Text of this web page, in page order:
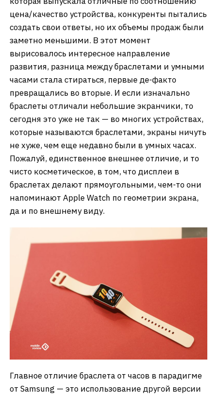
цена/качество устройства, конкуренты пытались
создать свои ответы, но их объемы продаж были
заметно меньшими. В этот момент
вырисовалось интересное направление
развития, разница между браслетами и умными
часами стала стираться, первые де-факто
превращались во вторые. И если изначально
браслеты отличали небольшие экранчики, то
сегодня это уже не так — во многих устройствах,
которые называются браслетами, экраны ничуть
не хуже, чем еще недавно были в умных часах.
Пожалуй, единственное внешнее отличие, и то
чисто косметическое, в том, что дисплеи в
браслетах делают прямоугольными, чем-то они
напоминают Apple Watch по геометрии экрана,
да и по внешнему виду.
Главное отличие браслета от часов в парадигме
от Samsung — это использование другой версии